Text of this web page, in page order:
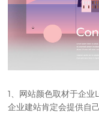
1、网站颜色取材于企业
企业建站肯定会提供自